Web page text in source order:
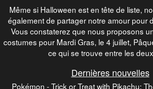
Même si Halloween est en tête de liste,
également de partager notre amour pour
Vous constaterez que nous proposons
costumes pour Mardi Gras, le 4 juillet,
ce qui se trouve entre les
Dernières nouvelles
Pokémon - Trick or Treat with Pikachu: